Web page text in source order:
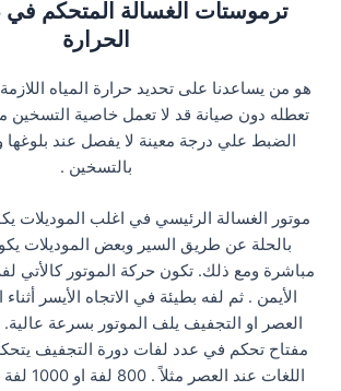
ترموستات الغسالة المتحكم
الحرارة
هو من يساعدنا على تحديد حرارة المياه
تعطله دون صيانة قد لا تعمل خاصية التسخين
الضبط علي درجة معينة لا يفصل عند بلوغها
بالتسخين .
موتور الغسالة الرئيسي في اغلب الموديلات
بالحلة عن طريق السير وبعض الموديلات
مباشرة ومع ذلك. تكون حركة الموتور كالأتي
الأيمن . ثم لفه بطيئة في الاتجاه الأيسر
العصر او التجفيف يلف الموتور بسرعة
مفتاح تحكم في عدد لفات دورة التجفيف
اللغات